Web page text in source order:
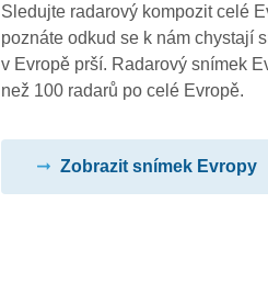
Sledujte radarový kompozit celé
poznáte odkud se k nám chystají
v Evropě prší. Radarový snímek
než 100 radarů po celé Evropě.
Zobrazit snímek Evropy